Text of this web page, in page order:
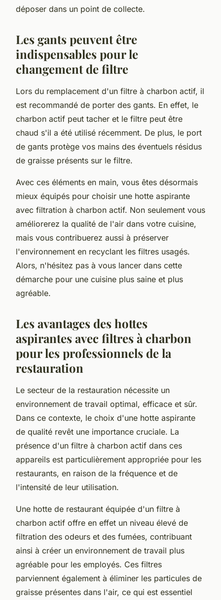
déposer dans un point de collecte.
Les gants peuvent être
indispensables pour le
changement de filtre
Lors du remplacement d'un filtre à charbon actif, il
est recommandé de porter des gants. En effet, le
charbon actif peut tacher et le filtre peut être
chaud s'il a été utilisé récemment. De plus, le port
de gants protège vos mains des éventuels résidus
de graisse présents sur le filtre.
Avec ces éléments en main, vous êtes désormais
mieux équipés pour choisir une hotte aspirante
avec filtration à charbon actif. Non seulement vous
améliorerez la qualité de l'air dans votre cuisine,
mais vous contribuerez aussi à préserver
l'environnement en recyclant les filtres usagés.
Alors, n'hésitez pas à vous lancer dans cette
démarche pour une cuisine plus saine et plus
agréable.
Les avantages des hottes
aspirantes avec filtres à charbon
pour les professionnels de la
restauration
Le secteur de la restauration nécessite un
environnement de travail optimal, efficace et sûr.
Dans ce contexte, le choix d'une hotte aspirante
de qualité revêt une importance cruciale. La
présence d'un filtre à charbon actif dans ces
appareils est particulièrement appropriée pour les
restaurants, en raison de la fréquence et de
l'intensité de leur utilisation.
Une hotte de restaurant équipée d'un filtre à
charbon actif offre en effet un niveau élevé de
filtration des odeurs et des fumées, contribuant
ainsi à créer un environnement de travail plus
agréable pour les employés. Ces filtres
parviennent également à éliminer les particules de
graisse présentes dans l'air, ce qui est essentiel